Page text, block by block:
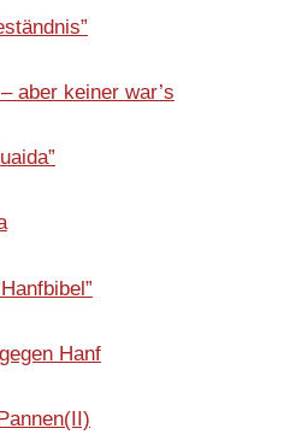
aber keiner war’s
Hanf